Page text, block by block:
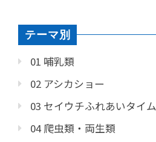
テーマ別
01 哺乳類
02 アシカショー
03 セイウチふれあいタイム
04 爬虫類・両生類